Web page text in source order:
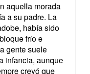
aquella morada
a su padre. La
había sido
frío e
gente suele
infancia, aunque
creyó que